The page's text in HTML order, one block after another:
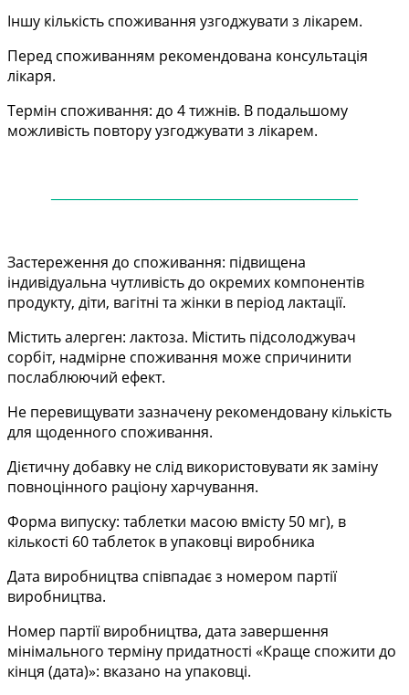
Іншу кількість споживання узгоджувати з лікарем.
Перед споживанням рекомендована консультація
лікаря.
Термін споживання: до 4 тижнів. В подальшому
можливість повтору узгоджувати з лікарем.
—————————————————————
Застереження до споживання: підвищена
індивідуальна чутливість до окремих компонентів
продукту, діти, вагітні та жінки в період лактації.
Містить алерген: лактоза. Містить підсолоджувач
сорбіт, надмірне споживання може спричинити
послаблюючий ефект.
Не перевищувати зазначену рекомендовану кількість
для щоденного споживання.
Дієтичну добавку не слід використовувати як заміну
повноцінного раціону харчування.
Форма випуску: таблетки масою вмісту 50 мг), в
кількості 60 таблеток вупаковці виробника
Дата виробництва співпадає з номером партії
виробництва.
Номер партії виробництва, дата завершення
мінімального терміну придатності «Краще спожити до
кінця (дата)»: вказано на упаковці.